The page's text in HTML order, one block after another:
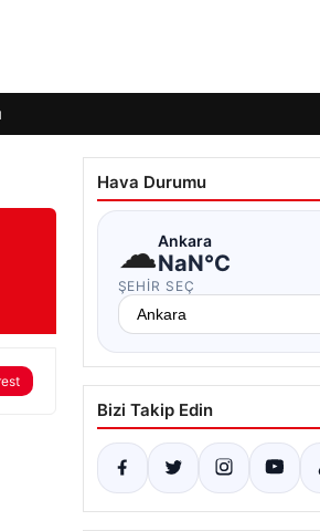
Hava Durumu
☁Ankara
NaN°C
ŞEHIR SEÇ
Bizi Takip Edin